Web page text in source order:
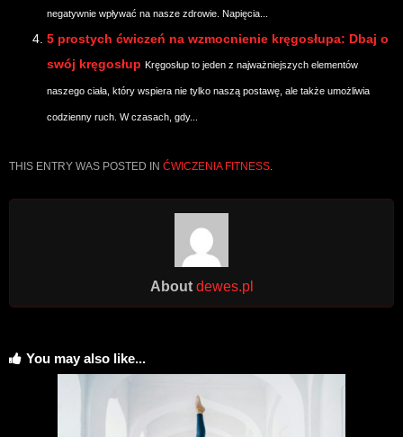
negatywnie wpływać na nasze zdrowie. Napięcia...
5 prostych ćwiczeń na wzmocnienie kręgosłupa: Dbaj o
swój kręgosłup Kręgosłup to jeden z najważniejszych elementów
naszego ciała, który wspiera nie tylko naszą postawę, ale także umożliwia
codzienny ruch. W czasach, gdy...
THIS ENTRY WAS POSTED IN ĆWICZENIA FITNESS
About dewes.pl
You may also like...